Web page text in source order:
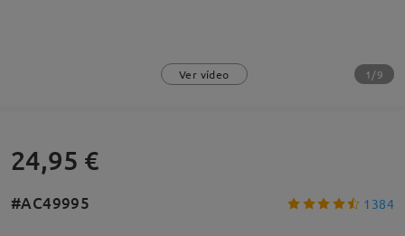
Ver vídeo 1/9
24,95 €
#AC49995 1384